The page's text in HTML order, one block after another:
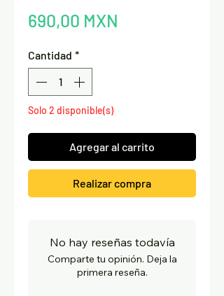
690,00 MXN
Cantidad *
Solo 2 disponible(s)
Agregar al carrito
Realizar compra
No hay reseñas todavía
Comparte tu opinión. Deja la
primera reseña.